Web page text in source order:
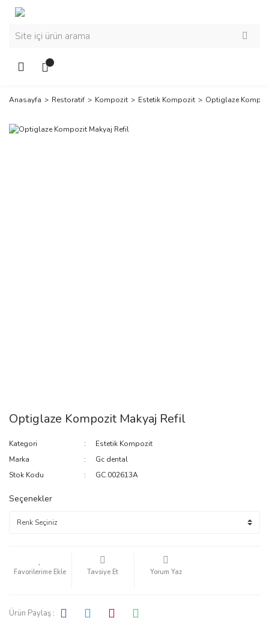
Anasayfa Restoratif Kompozit Estetik Kompozit Optiglaze
Optiglaze Kompozit Makyaj Refil
Kategori
Estetik Kompozit
Marka
Gc dental
Stok Kodu
GC.002613A
Seçenekler
Tavsiye Et Yorum Yaz
Ürün Paylaş :